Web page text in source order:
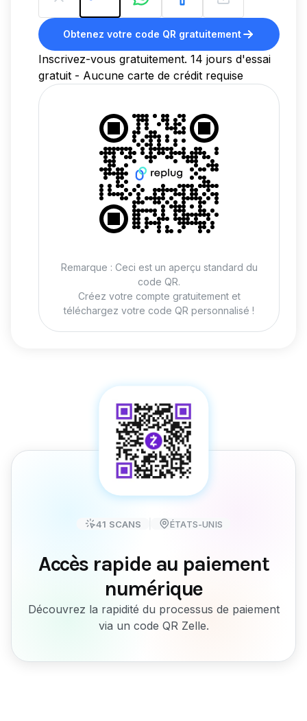
Obtenez votre code QR gratuitement
Inscrivez-vous gratuitement. 14 jours d'essai
gratuit - Aucune carte de crédit requise
Remarque : Ceci est un aperçu standard du
code QR.
Créez votre compte gratuitement et
téléchargez votre code QR personnalisé !
41 SCANS ÉTATS-UNIS
Accès rapide au paiement
numérique
Découvrez la rapidité du processus de paiement
via un code QR Zelle.